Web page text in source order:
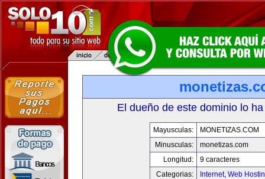
El dueño de este dominio lo
Mayusculas:
MONETIZAS.COM
Minusculas:
monetizas.com
Longitud:
9 caracteres
Categorias:
Internet, Web